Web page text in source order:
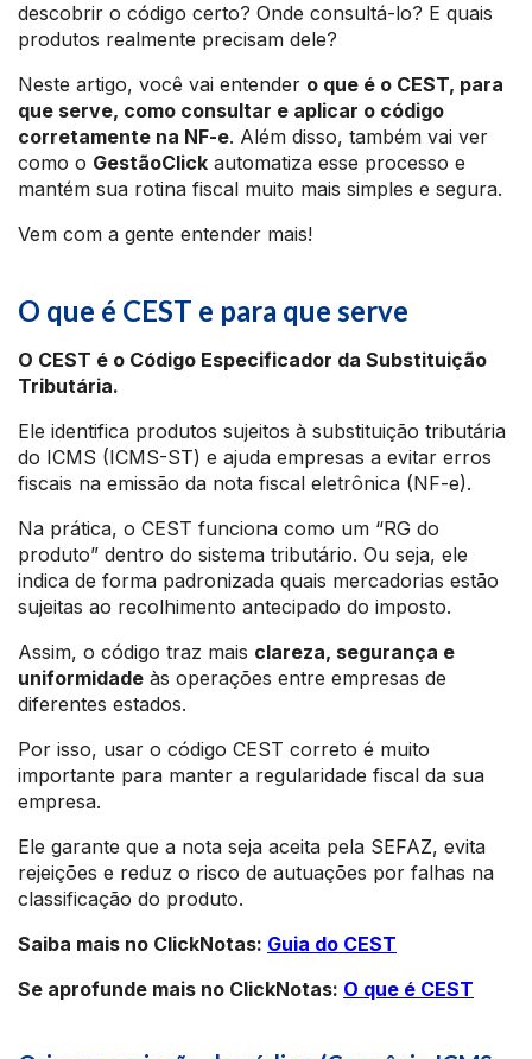
descobrir o código certo? Onde consultá-lo? E quais
produtos realmente precisam dele?
Neste artigo, você vai entender o que é o CEST, para
que serve, como consultar e aplicar o código
corretamente na NF-e. Além disso, também vai ver
como o GestãoClick automatiza esse processo e
mantém sua rotina fiscal muito mais simples e segura.
Vem com a gente entender mais!
O que é CEST e para que serve
O CEST é o Código Especificador da Substituição
Tributária.
Ele identifica produtos sujeitos à substituição tributária
do ICMS (ICMS-ST) e ajuda empresas a evitar erros
fiscais na emissão da nota fiscal eletrônica (NF-e).
Na prática, o CEST funciona como um “RG do
produto” dentro do sistema tributário. Ou seja, ele
indica de forma padronizada quais mercadorias estão
sujeitas ao recolhimento antecipado do imposto.
Assim, o código traz mais clareza, segurança e
uniformidade às operações entre empresas de
diferentes estados.
Por isso, usar o código CEST correto é muito
importante para manter a regularidade fiscal da sua
empresa.
Ele garante que a nota seja aceita pela SEFAZ, evita
rejeições e reduz o risco de autuações por falhas na
classificação do produto.
Saiba mais no ClickNotas: Guia do CEST
Se aprofunde mais no ClickNotas: O que é CEST